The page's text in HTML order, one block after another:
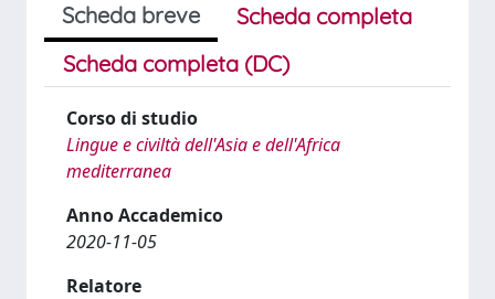
Scheda breve
Scheda completa
Scheda completa (DC)
Corso di studio
Lingue e civiltà dell'Asia e dell'Africa
mediterranea
Anno Accademico
2020-11-05
Relatore